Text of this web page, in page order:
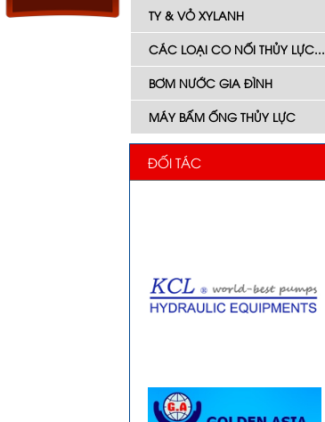
TY & VỎ XYLANH
CÁC LOẠI CO NỐI THỦY LỰC...
BƠM NƯỚC GIA ĐÌNH
MÁY BẤM ỐNG THỦY LỰC
ĐỐI TÁC